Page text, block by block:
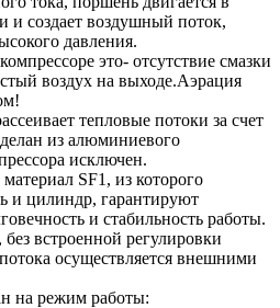
и создает воздушный поток,
давления.
это- отсутствие смазки
воздух на выходе.Аэрация
тепловые потоки за счет
из алюминиевого
исключен.
SF1, из которого
и цилиндр, гарантируют
и стабильность работы.
встроенной регулировки
осуществляется внешними
на режим работы: